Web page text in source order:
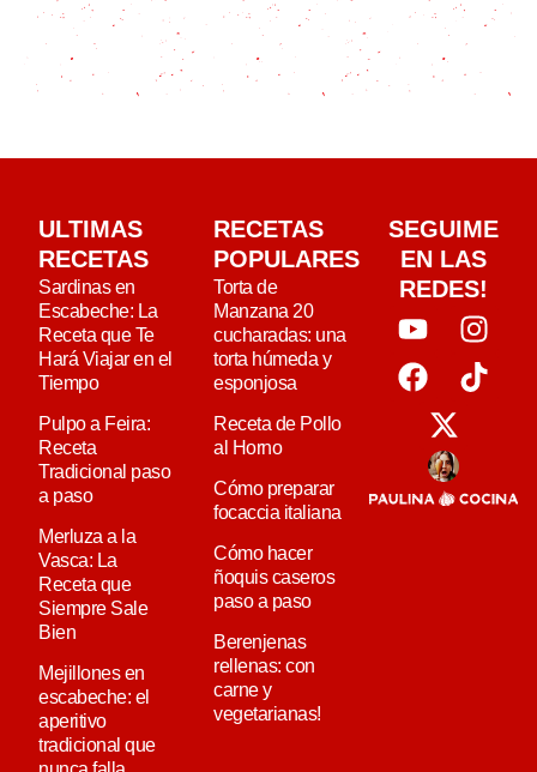
ULTIMAS
RECETAS
Sardinas en
Escabeche: La
Receta que Te
Hará Viajar en el
Tiempo
Pulpo a Feira:
Receta
Tradicional paso
a paso
Merluza a la
Vasca: La
Receta que
Siempre Sale
Bien
Mejillones en
escabeche: el
aperitivo
tradicional que
RECETAS
POPULARES
Torta de
Manzana 20
cucharadas: una
torta húmeda y
esponjosa
Receta de Pollo
al Horno
Cómo preparar
focaccia italiana
Cómo hacer
ñoquis caseros
paso a paso
Berenjenas
rellenas: con
carne y
vegetarianas!
SEGUIME
EN LAS
REDES!